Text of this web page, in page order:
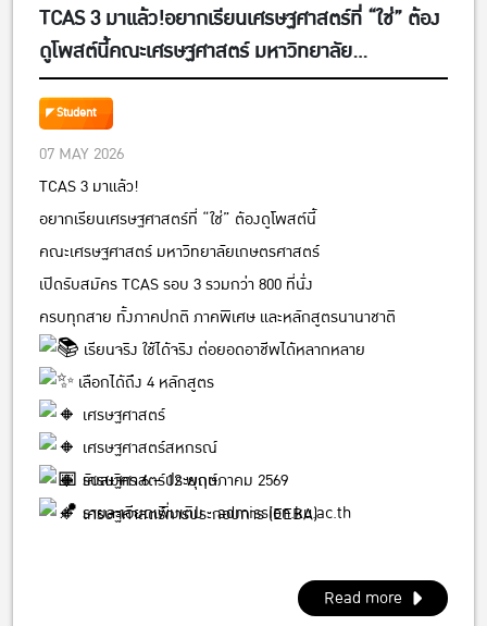
TCAS 3 มาแล้ว!อยากเรียนเศรษฐศาสตร์ที่ “ใช่” ต้อง
ดูโพสต์นี้คณะเศรษฐศาสตร์ มหาวิทยาลัย
เกษตรศาสตร์
Student
07 MAY 2026
TCAS 3 มาแล้ว!
อยากเรียนเศรษฐศาสตร์ที่ “ใช่” ต้องดูโพสต์นี้
คณะเศรษฐศาสตร์ มหาวิทยาลัยเกษตรศาสตร์
เปิดรับสมัคร TCAS รอบ 3 รวมกว่า 800 ที่นั่ง
ครบทุกสาย ทั้งภาคปกติ ภาคพิเศษ และหลักสูตรนานาชาติ
เรียนจริง ใช้ได้จริง ต่อยอดอาชีพได้หลากหลาย
เลือกได้ถึง 4 หลักสูตร
เศรษฐศาสตร์
เศรษฐศาสตร์สหกรณ์
เศรษฐศาสตร์ประยุกต์
เศรษฐศาสตร์การประกอบการ (EEBA)
รับสมัคร 6 – 12 พฤษภาคม 2569
รายละเอียดเพิ่มเติม :admission.ku.ac.th
Read more